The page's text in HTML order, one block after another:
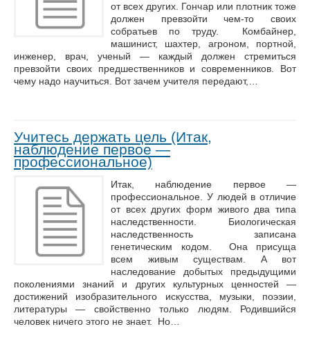
от всех других. Гончар или плотник тоже
должен превзойти чем-то своих
собратьев по труду. Комбайнер,
машинист, шахтер, агроном, портной,
инженер, врач, ученый — каждый должен стремиться
превзойти своих предшественников и современников. Вот
чему надо научиться. Вот зачем учителя передают,…
Учитесь держать цель (Итак,
наблюдение первое —
профессиональное)
Итак, наблюдение первое —
профессиональное. У людей в отличие
от всех других форм живого два типа
наследственности. Биологическая
наследственность записана
генетическим кодом. Она присуща
всем живым существам. А вот
наследование добытых предыдущими
поколениями знаний и других культурных ценностей —
достижений изобразительного искусства, музыки, поэзии,
литературы — свойственно только людям. Родившийся
человек ничего этого не знает. Но…